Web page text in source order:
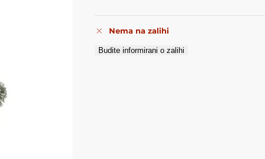
Nema na zalihi
Budite informirani o zalihi